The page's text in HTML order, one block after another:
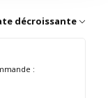
décroissante
: